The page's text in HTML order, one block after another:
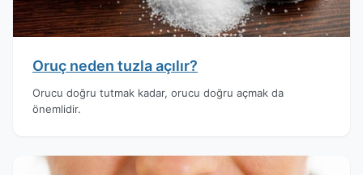
Oruç neden tuzla açılır?
Orucu doğru tutmak kadar, orucu doğru açmak da
önemlidir.